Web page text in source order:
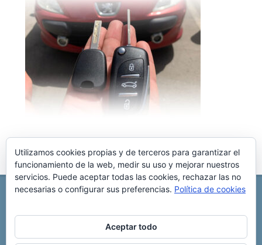
REPARACIÓN CENTRALITA DE COCHE
C/ Virgen del pilar, 6 ,
Copyright © 2025 Reparación Centralita De Coche
Utilizamos cookies propias y de terceros para garantizar el
funcionamiento de la web, medir su uso y mejorar nuestros
servicios. Puede aceptar todas las cookies, rechazar las no
necesarias o configurar sus preferencias. Política de cookies
Aceptar todo